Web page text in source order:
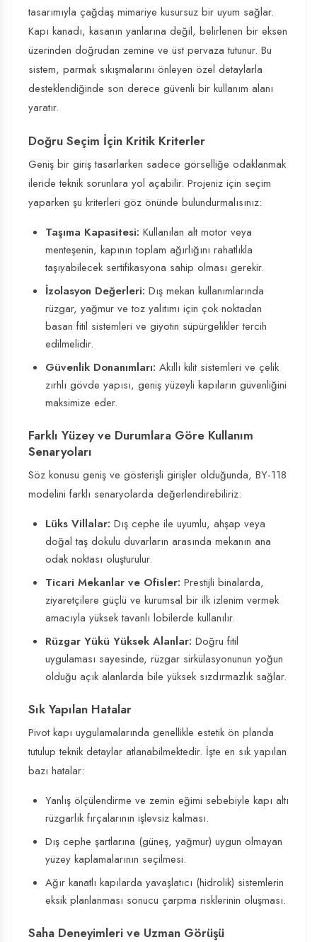
tasarımıyla çağdaş mimariye kusursuz bir uyum sağlar.
Kapı kanadı, kasanın yanlarına değil, belirlenen bir eksen
üzerinden doğrudan zemine ve üst pervaza tutunur. Bu
sistem, parmak sıkışmalarını önleyen özel detaylarla
desteklendiğinde son derece güvenli bir kullanım alanı
yaratır.
Doğru Seçim İçin Kritik Kriterler
Geniş bir giriş tasarlarken sadece görselliğe odaklanmak
ileride teknik sorunlara yol açabilir. Projeniz için seçim
yaparken şu kriterleri göz önünde bulundurmalısınız:
Taşıma Kapasitesi: Kullanılan alt motor veya
menteşenin, kapının toplam ağırlığını rahatlıkla
taşıyabilecek sertifikasyona sahip olması gerekir.
İzolasyon Değerleri: Dış mekan kullanımlarında
rüzgar, yağmur ve toz yalıtımı için çok noktadan
basan fitil sistemleri ve giyotin süpürgelikler tercih
edilmelidir.
Güvenlik Donanımları: Akıllı kilit sistemleri ve çelik
zırhlı gövde yapısı, geniş yüzeyli kapıların güvenliğini
maksimize eder.
Farklı Yüzey ve Durumlara Göre Kullanım
Senaryoları
Söz konusu geniş ve gösterişli girişler olduğunda, BY-118
modelini farklı senaryolarda değerlendirebiliriz:
Lüks Villalar: Dış cephe ile uyumlu, ahşap veya
doğal taş dokulu duvarların arasında mekanın ana
odak noktası oluşturulur.
Ticari Mekanlar ve Ofisler: Prestijli binalarda,
ziyaretçilere güçlü ve kurumsal bir ilk izlenim vermek
amacıyla yüksek tavanlı lobilerde kullanılır.
Rüzgar Yükü Yüksek Alanlar: Doğru fitil
uygulaması sayesinde, rüzgar sirkülasyonunun yoğun
olduğu açık alanlarda bile yüksek sızdırmazlık sağlar.
Sık Yapılan Hatalar
Pivot kapı uygulamalarında genellikle estetik ön planda
tutulup teknik detaylar atlanabilmektedir. İşte en sık yapılan
bazı hatalar:
Yanlış ölçülendirme ve zemin eğimi sebebiyle kapı altı
rüzgarlık fırçalarının işlevsiz kalması.
Dış cephe şartlarına (güneş, yağmur) uygun olmayan
yüzey kaplamalarının seçilmesi.
Ağır kanatlı kapılarda yavaşlatıcı (hidrolik) sistemlerin
eksik planlanması sonucu çarpma risklerinin oluşması.
Saha Deneyimleri ve Uzman Görüşü